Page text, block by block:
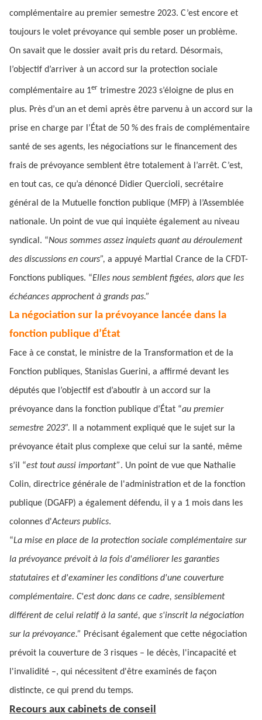
complémentaire au premier semestre 2023. C’est encore et
toujours le volet prévoyance qui semble poser un problème.
On savait que le dossier avait pris du retard. Désormais,
l’objectif d’arriver à un accord sur la protection sociale
complémentaire au 1er trimestre 2023 s’éloigne de plus en
plus. Près d’un an et demi après être parvenu à un accord sur la
prise en charge par l’État de 50 % des frais de complémentaire
santé de ses agents, les négociations sur le financement des
frais de prévoyance semblent être totalement à l’arrêt. C’est,
en tout cas, ce qu’a dénoncé Didier Quercioli, secrétaire
général de la Mutuelle fonction publique (MFP) à l’Assemblée
nationale. Un point de vue qui inquiète également au niveau
syndical. “Nous sommes assez inquiets quant au déroulement
des discussions en cours”, a appuyé Martial Crance de la CFDT-
Fonctions publiques. “Elles nous semblent figées, alors que les
échéances approchent à grands pas.”
La négociation sur la prévoyance lancée dans la
fonction publique d’État
Face à ce constat, le ministre de la Transformation et de la
Fonction publiques, Stanislas Guerini, a affirmé devant les
députés que l’objectif est d’aboutir à un accord sur la
prévoyance dans la fonction publique d’État “au premier
semestre 2023”. Il a notamment expliqué que le sujet sur la
prévoyance était plus complexe que celui sur la santé, même
s’il “est tout aussi important”. Un point de vue que Nathalie
Colin, directrice générale de l'administration et de la fonction
publique (DGAFP) a également défendu, il y a 1 mois dans les
colonnes d'Acteurs publics.
“La mise en place de la protection sociale complémentaire sur
la prévoyance prévoit à la fois d'améliorer les garanties
statutaires et d'examiner les conditions d'une couverture
complémentaire. C'est donc dans ce cadre, sensiblement
différent de celui relatif à la santé, que s'inscrit la négociation
sur la prévoyance.” Précisant également que cette négociation
prévoit la couverture de 3 risques – le décès, l'incapacité et
l'invalidité –, qui nécessitent d'être examinés de façon
distincte, ce qui prend du temps.
Recours aux cabinets de conseil